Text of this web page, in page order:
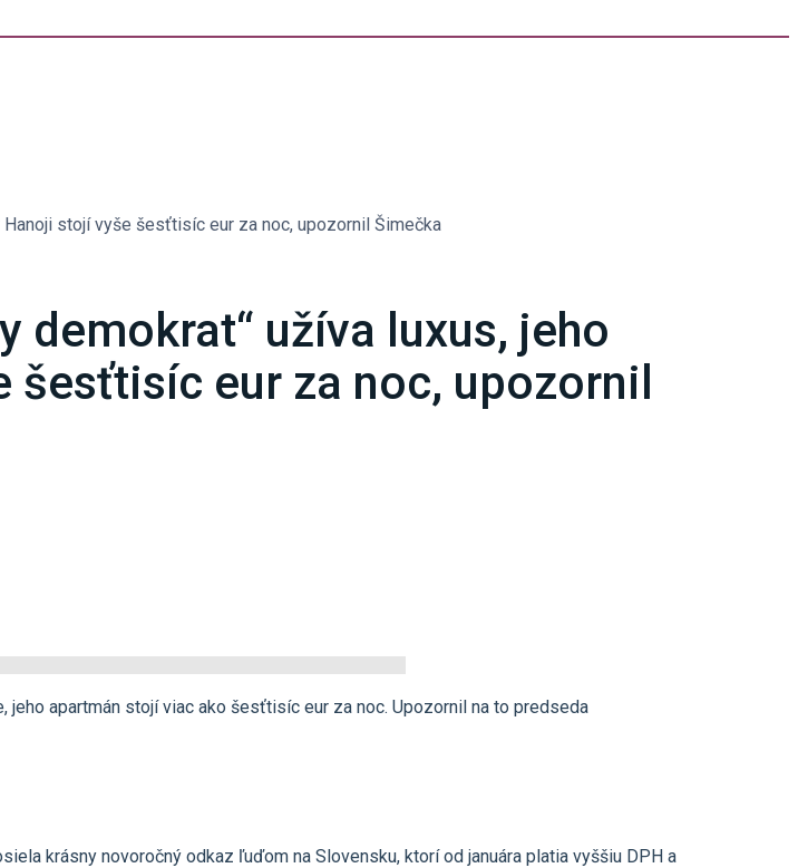
stojí vyše šesťtisíc eur za noc, upozornil Šimečka
demokrat“ užíva luxus, jeho
eur za noc, upozornil
jeho apartmán stojí viac ako šesťtisíc eur za noc. Upozornil na to predseda
krásny novoročný odkaz ľuďom na Slovensku, ktorí od januára platia vyššiu DPH a